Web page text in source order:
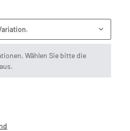
Wählen Sie bitte die